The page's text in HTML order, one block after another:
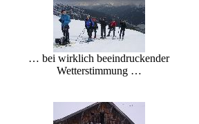
… bei wirklich beeindruckender
Wetterstimmung …